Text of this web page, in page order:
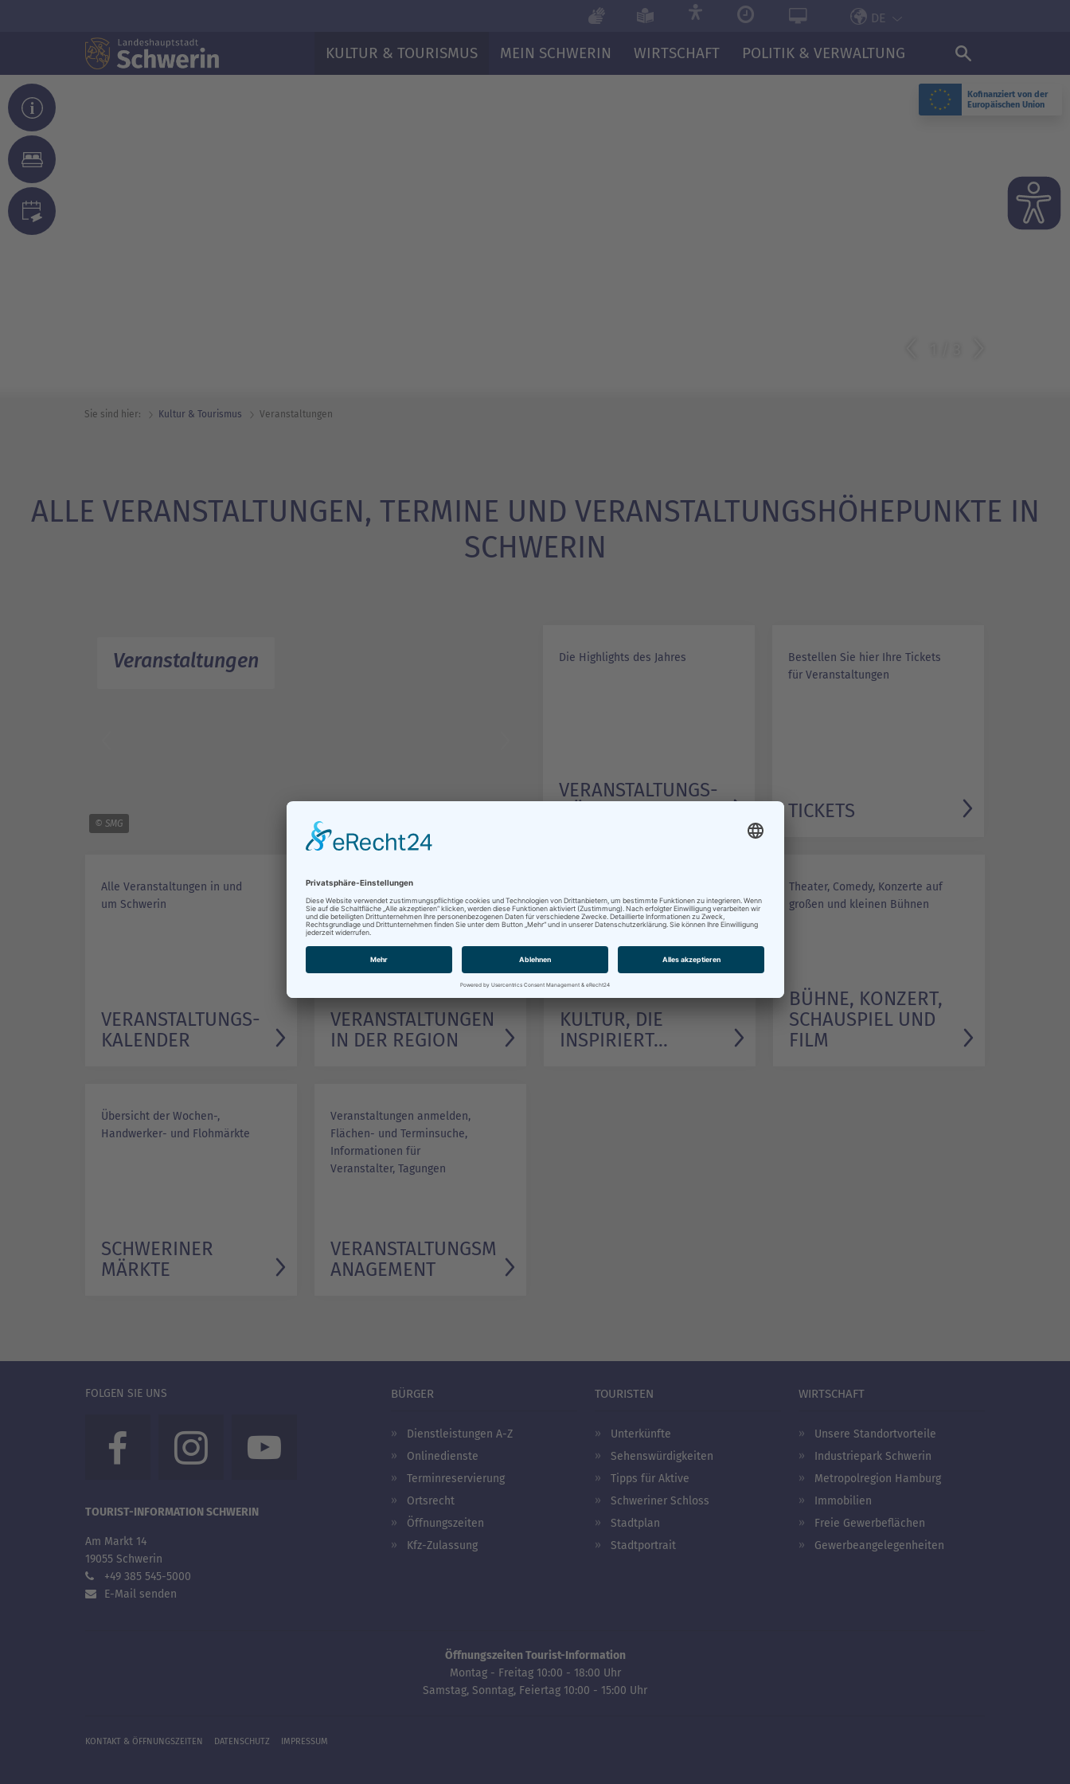
Kofinanziert von der
Europäischen Union
DE
KULTUR & TOURISMUS MEIN SCHWERIN WIRTSCHAFT POLITIK & VERWALTUNG
Sie sind hier: Kultur & Tourismus Veranstaltungen
ALLE VERANSTALTUNGEN, TERMINE UND VERANSTALTUNGSHÖHEPUNKTE IN
SCHWERIN
Veranstaltungen
© SMG
VERANSTALTUNGS­
Die Highlights des Jahres
TICKETS
Bestellen Sie hier Ihre Tickets
für Veranstaltungen
VERANSTALTUNGS­
KALENDER
Alle Veranstaltungen in und
um Schwerin
VERANSTALTUNGEN
IN DER REGION
Veranstaltungskalender für
Schwerin und Umgebung
KULTUR, DIE
INSPIRIERT...
BÜHNE, KONZERT,
SCHAUSPIEL UND
FILM
Theater, Comedy, Konzerte auf
großen und kleinen Bühnen
SCHWERINER
MÄRKTE
Übersicht der Wochen-,
Handwerker- und Flohmärkte
VERANSTALTUNGSM
ANAGEMENT
Veranstaltungen anmelden,
Flächen- und Terminsuche,
Informationen für
Veranstalter, Tagungen
FOLGEN SIE UNS
TOURIST-INFORMATION SCHWERIN
Am Markt 14
19055 Schwerin
+49 385 545-5000
E-Mail senden
BÜRGER
Dienstleistungen A-Z
Onlinedienste
Terminreservierung
Ortsrecht
Öffnungszeiten
Kfz-Zulassung
TOURISTEN
Unterkünfte
Sehenswürdigkeiten
Tipps für Aktive
Schweriner Schloss
Stadtplan
Stadtportrait
WIRTSCHAFT
Unsere Standortvorteile
Industriepark Schwerin
Metropolregion Hamburg
Immobilien
Freie Gewerbeflächen
Gewerbeangelegenheiten
Öffnungszeiten Tourist-Information
Montag - Freitag 10:00 - 18:00 Uhr
Samstag, Sonntag, Feiertag 10:00 - 15:00 Uhr
KONTAKT & ÖFFNUNGSZEITEN DATENSCHUTZ IMPRESSUM